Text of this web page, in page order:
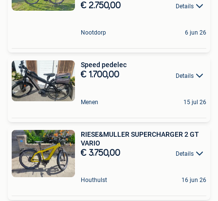
€ 2.750,00 Details
Nootdorp 6 jun 26
Speed pedelec
€ 1.700,00 Details
Menen 15 jul 26
RIESE&MULLER SUPERCHARGER 2 GT
VARIO
€ 3.750,00 Details
Houthulst 16 jun 26